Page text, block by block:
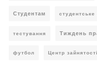
Студентам
тестування Тиждень
футбол Центр зайнятості